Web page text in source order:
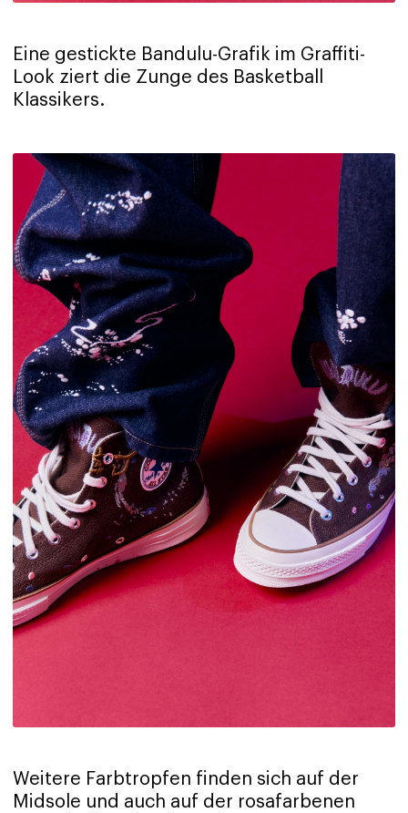
Eine gestickte Bandulu-Grafik im Graffiti-
Look ziert die Zunge des Basketball
Klassikers.
Weitere Farbtropfen finden sich auf der
Midsole und auch auf der rosafarbenen